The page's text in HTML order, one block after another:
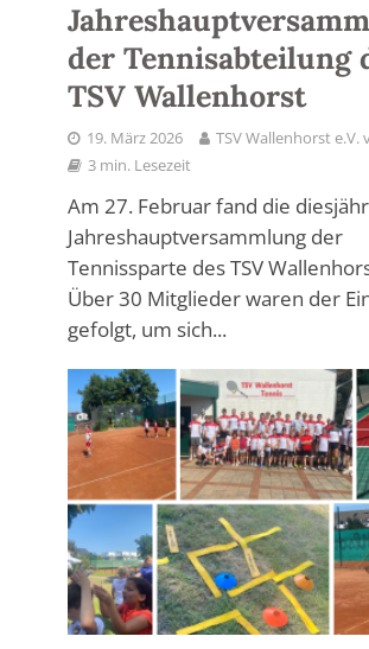
der Tennisabteilung
TSV Wallenhorst
19. März 2026
TSV Wallenhorst e.V.
3 min. Lesezeit
Am 27. Februar fand die
Jahreshauptversammlung der
Tennissparte des TSV
Über 30 Mitglieder waren der
gefolgt, um sich...